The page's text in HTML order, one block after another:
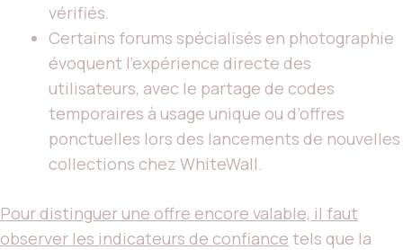
vérifiés.
Certains forums spécialisés en photographie
évoquent l’expérience directe des
utilisateurs, avec le partage de codes
temporaires à usage unique ou d’offres
ponctuelles lors des lancements de nouvelles
collections chez WhiteWall.
Pour distinguer une offre encore valable, il faut
observer les indicateurs de confiance tels que la